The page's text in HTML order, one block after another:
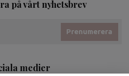
på vårt nyhetsbrev
Prenumerera
medier